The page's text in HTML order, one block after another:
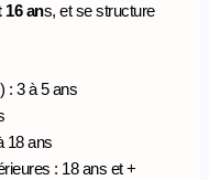
16 ans, et se structure
: 3 à 5 ans
18 ans
: 18 ans et +